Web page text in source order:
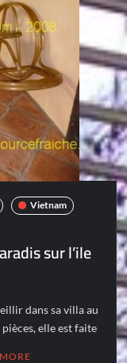
Vietnam
sur l’ile
dans sa villa au
elle est faite